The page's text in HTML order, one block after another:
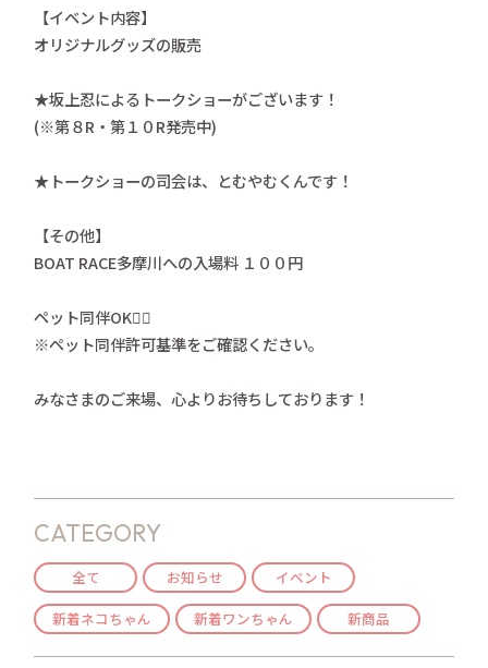
【イベント内容】
オリジナルグッズの販売
★坂上忍によるトークショーがございます！
(※第８R・第１０R発売中)
★トークショーの司会は、とむやむくんです！
【その他】
BOAT RACE多摩川への入場料 １００円
ペット同伴OK🙆‍♀️
※ペット同伴許可基準をご確認ください。
みなさまのご来場、心よりお待ちしております！
CATEGORY
全て お知らせ
イベント
新着ネコちゃん
新着ワンちゃん 新商品